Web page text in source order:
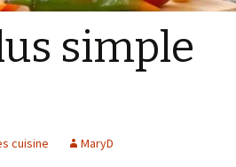
simple
cuisine MaryD